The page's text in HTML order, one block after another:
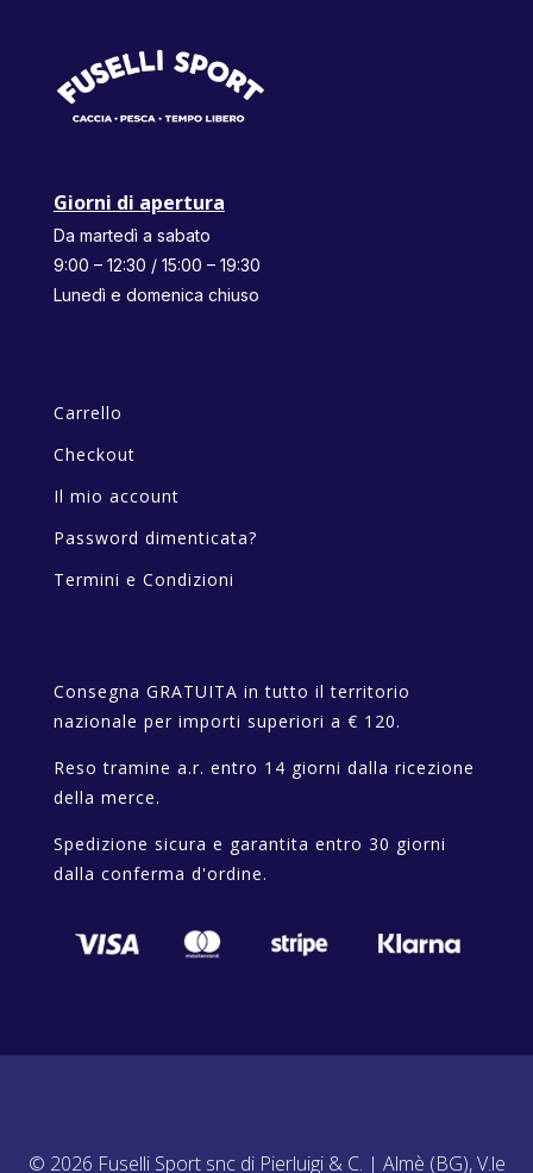
Giorni di apertura
Da martedì a sabato
9:00 – 12:30 / 15:00 – 19:30
Lunedì e domenica chiuso
Carrello
Checkout
Il mio account
Password dimenticata?
Termini e Condizioni
Consegna GRATUITA in tutto il territorio
nazionale per importi superiori a € 120.
Reso tramine a.r. entro 14 giorni dalla ricezione
della merce.
Spedizione sicura e garantita entro 30 giorni
dalla conferma d'ordine.
© 2026 Fuselli Sport snc di Pierluigi & C. | Almè (BG), V.le